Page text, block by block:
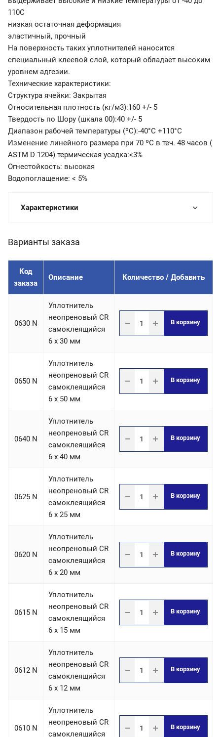
110С
низкая остаточная деформация
эластичный, прочный
На поверхность таких уплотнителей наносится
специальный клеевой слой, который обладает высоким
уровнем адгезии.
Технические характеристики:
Структура ячейки: Закрытая
Относительная плотность (кг/м3):160 +/- 5
Твердость по Шору (шкала 00):40 +/- 5
Диапазон рабочей температуры (ºС):-40°C +110°C
Изменение линейного размера при 70 ºС в теч. 48 часов (
ASTM D 1204) термическая усадка:<3%
Огнестойкость: высокая
Водопоглащение: < 5%
Характеристики
Варианты заказа
Код
заказа
Описание Количество / Добавить
0630 N
Уплотнитель
неопреновый CR
самоклеящийся
6 х 30 мм
В корзину
0650 N
Уплотнитель
неопреновый CR
самоклеящийся
6 х 50 мм
В корзину
0640 N
Уплотнитель
неопреновый CR
самоклеящийся
6 х 40 мм
В корзину
0625 N
Уплотнитель
неопреновый CR
самоклеящийся
6 х 25 мм
В корзину
0620 N
Уплотнитель
неопреновый CR
самоклеящийся
6 х 20 мм
В корзину
0615 N
Уплотнитель
неопреновый CR
самоклеящийся
6 х 15 мм
В корзину
0612 N
Уплотнитель
неопреновый CR
самоклеящийся
6 х 12 мм
В корзину
0610 N
Уплотнитель
неопреновый CR
самоклеящийся
В корзину